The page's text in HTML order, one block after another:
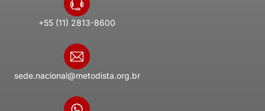
+55 (11) 2813-8600
sede.nacional@metodista.org.br